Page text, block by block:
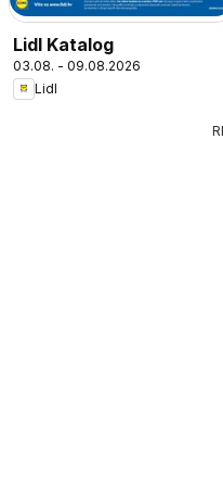
Lidl Katalog
03.08. - 09.08.2026
Lidl